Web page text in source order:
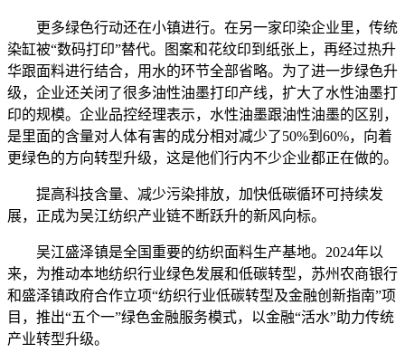
更多绿色行动还在小镇进行。在另一家印染企业里，传统
染缸被“数码打印”替代。图案和花纹印到纸张上，再经过热升
华跟面料进行结合，用水的环节全部省略。为了进一步绿色升
级，企业还关闭了很多油性油墨打印产线，扩大了水性油墨打
印的规模。企业品控经理表示，水性油墨跟油性油墨的区别，
是里面的含量对人体有害的成分相对减少了50%到60%，向着
更绿色的方向转型升级，这是他们行内不少企业都正在做的。
提高科技含量、减少污染排放，加快低碳循环可持续发
展，正成为吴江纺织产业链不断跃升的新风向标。
吴江盛泽镇是全国重要的纺织面料生产基地。2024年以
来，为推动本地纺织行业绿色发展和低碳转型，苏州农商银行
和盛泽镇政府合作立项“纺织行业低碳转型及金融创新指南”项
目，推出“五个一”绿色金融服务模式，以金融“活水”助力传统
产业转型升级。